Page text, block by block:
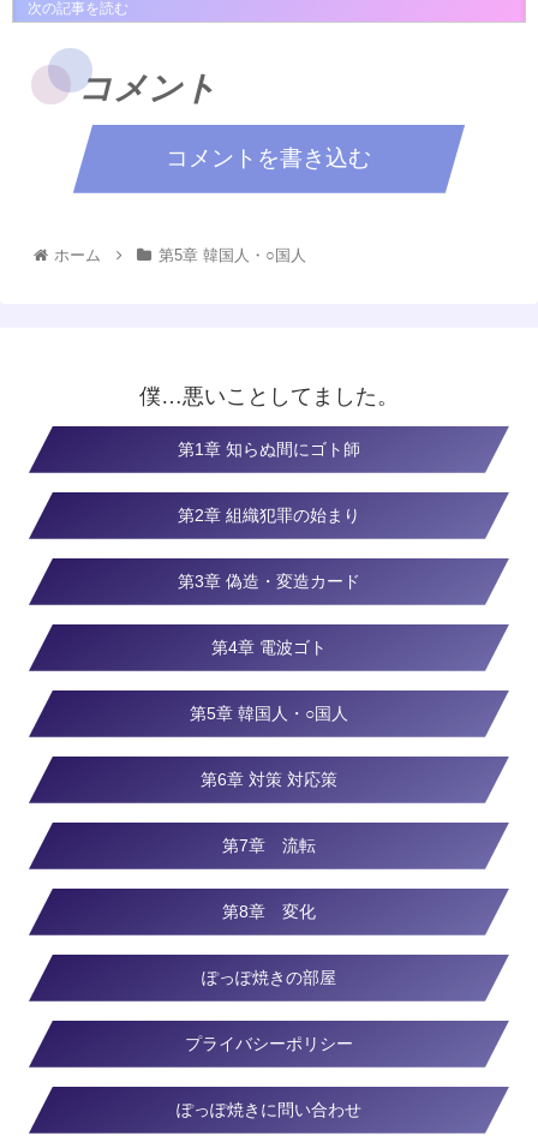
コメント
コメントを書き込む
ホーム 第5章 韓国人・○国人
僕…悪いことしてました。
第1章 知らぬ間にゴト師
第2章 組織犯罪の始まり
第3章 偽造・変造カード
第4章 電波ゴト
第5章 韓国人・○国人
第6章 対策 対応策
第7章 流転
第8章 変化
ぽっぽ焼きの部屋
プライバシーポリシー
ぽっぽ焼きに問い合わせ